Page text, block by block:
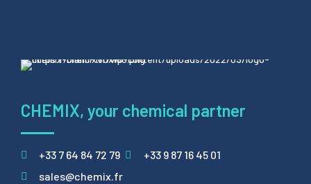
CHEMIX, your chemical partner
+33 7 64 84 72 79
+33 9 87 16 45 01
sales@chemix.fr